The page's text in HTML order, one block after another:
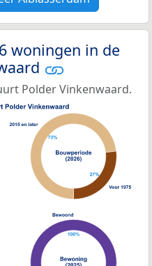
woningen in de
Polder Vinkenwaard.